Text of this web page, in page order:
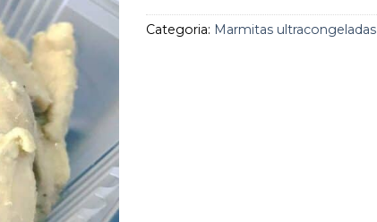
Categoria: Marmitas ultracongeladas